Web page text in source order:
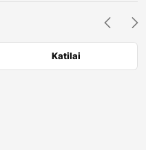
Katilai